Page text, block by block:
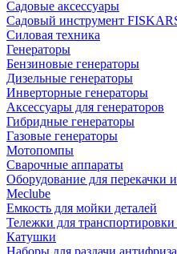
Садовые аксессуары
Садовый инструмент
Силовая техника
Генераторы
Бензиновые генераторы
Дизельные генераторы
Инверторные генераторы
Аксессуары для генераторов
Гибридные генераторы
Газовые генераторы
Мотопомпы
Сварочные аппараты
Оборудование для перекачки
Meclube
Емкость для мойки деталей
Тележки для транспортировки
Катушки
Наборы для раздачи